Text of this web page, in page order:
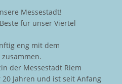
Messestadt!
für unser Viertel
eng mit dem
zusammen.
der Messestadt Riem
Jahren und ist seit Anfang